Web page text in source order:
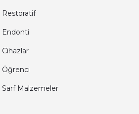
Restoratif
Endonti
Cihazlar
Öğrenci
Sarf Malzemeler